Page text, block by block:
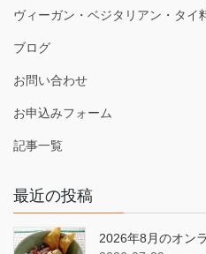
ヴィーガン・ベジタリアン・タイ
ブログ
お問い合わせ
お申込みフォーム
記事一覧
最近の投稿
2026年8月のオン